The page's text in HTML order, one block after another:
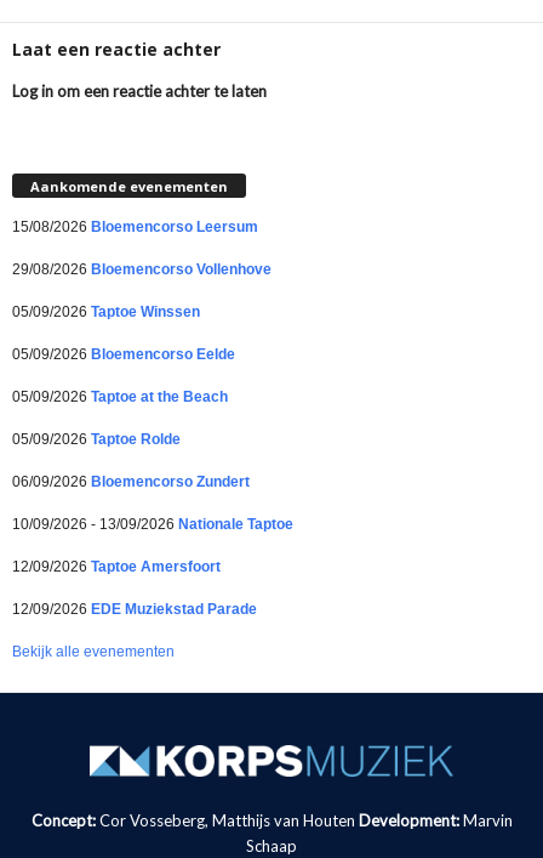
Laat een reactie achter
Log in om een reactie achter te laten
Aankomende evenementen
15/08/2026 Bloemencorso Leersum
29/08/2026 Bloemencorso Vollenhove
05/09/2026 Taptoe Winssen
05/09/2026 Bloemencorso Eelde
05/09/2026 Taptoe at the Beach
05/09/2026 Taptoe Rolde
06/09/2026 Bloemencorso Zundert
10/09/2026 - 13/09/2026 Nationale Taptoe
12/09/2026 Taptoe Amersfoort
12/09/2026 EDE Muziekstad Parade
Bekijk alle evenementen
Concept:Cor Vosseberg, Matthijs van Houten Development: Marvin
Schaap